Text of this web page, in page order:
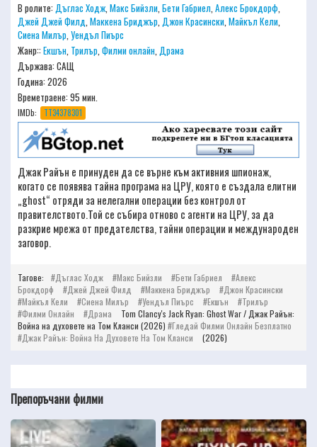
В ролите:Дъглас Ходж,Макс Бийзли,Бети Габриел,Алекс Брокдорф,
Джей Джей Филд,Маккена Бриджър,Джон Красински,Майкъл Кели,
Сиена Милър,Уендъл Пиърс
Жанр::Екшън, Трилър,Филми онлайн,Драма
Държава: САЩ
Година: 2026
Времетраене:95 мин.
IMDb: TT34378301
Джак Райън е принуден да се върне към активния шпионаж,
когато се появява тайна програма на ЦРУ, която е създала елитни
„ghost“ отряди за нелегални операции без контрол от
правителството.Той се събира отново с агенти на ЦРУ, за да
разкрие мрежа от предателства, тайни операции и международен
заговор.
Тагове: Дъглас Ходж Макс Бийзли Бети Габриел
Алекс
Брокдорф
Джей Джей Филд Маккена Бриджър
Джон Красински
Майкъл Кели
Сиена Милър Уендъл Пиърс Екшън
Трилър
Филми Онлайн
Драма
Tom Clancy's Jack Ryan: Ghost War / Джак Райън:
Война на духовете на Том Кланси (2026) Гледай Филми Онлайн Безплатно
Джак Райън: Война На Духовете На Том Кланси
(2026)
Препоръчани филми